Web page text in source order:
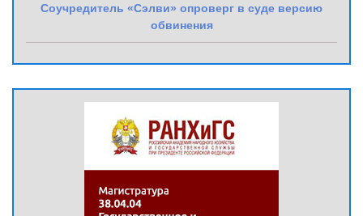
Соучредитель «Сэлви» опроверг в суде версию
обвинения